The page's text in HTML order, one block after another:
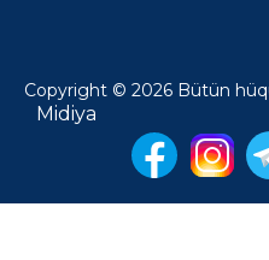
Copyright © 2026 Bütün
Midiya